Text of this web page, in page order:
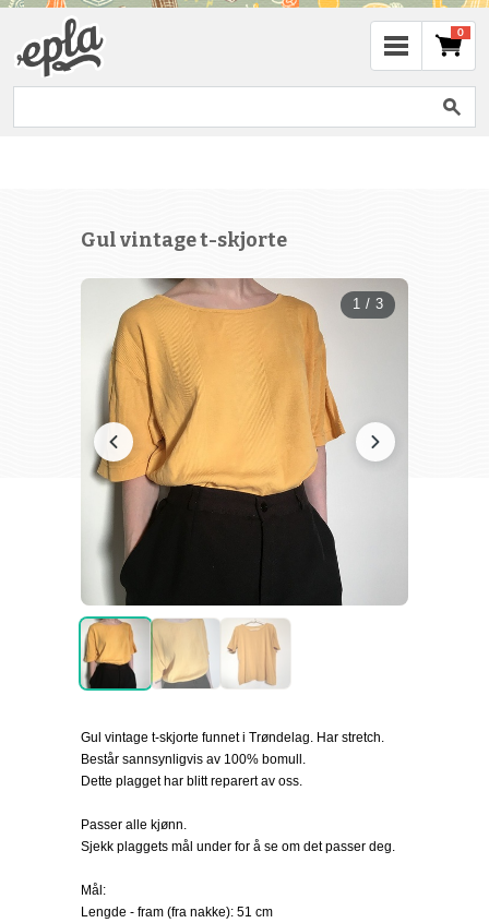
0
Gul vintage t-skjorte
1 / 3
Gul vintage t-skjorte funnet i Trøndelag. Har stretch.
Består sannsynligvis av 100% bomull.
Dette plagget har blitt reparert av oss.
Passer alle kjønn.
Sjekk plaggets mål under for å se om det passer deg.
Mål:
Lengde - fram (fra nakke): 51 cm